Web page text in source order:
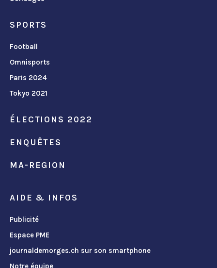
SPORTS
Football
Omnisports
Paris 2024
Tokyo 2021
ÉLECTIONS 2022
ENQUÊTES
MA-REGION
AIDE & INFOS
Publicité
Espace PME
journaldemorges.ch sur son smartphone
Notre équipe